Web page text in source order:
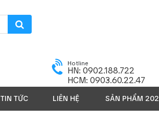
Hotline
HN: 0902.188.722
HCM: 0903.60.22.47
TIN TỨC LIÊN HỆ
SẢN PHẨM 2026